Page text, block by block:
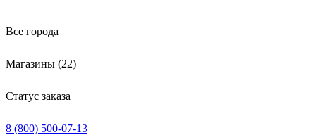
Все города
Магазины (22)
Статус заказа
8 (800) 500-07-13